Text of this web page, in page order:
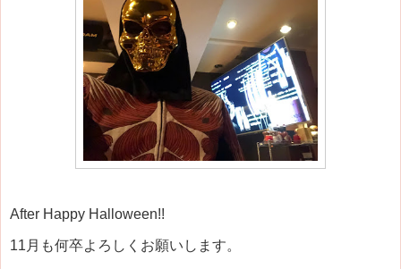
After Happy Halloween!!
11月も何卒よろしくお願いします。